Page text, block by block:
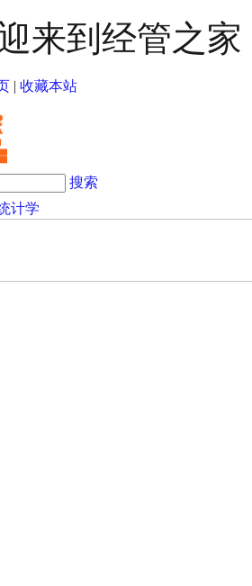
来到经管之家
| 收藏本站
搜索
计学